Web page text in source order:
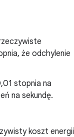
że odchylenie
stopnia na
na sekundę.
koszt energii